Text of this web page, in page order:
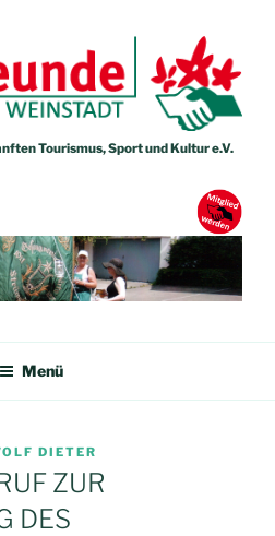
Tourismus, Sport und Kultur e.V.
WEINSTADT
Menü
DIETER
ZUR
DES